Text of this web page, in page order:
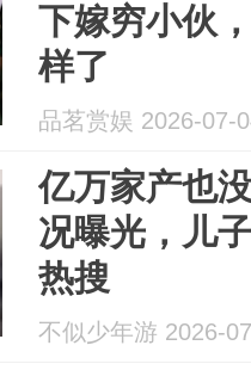
下嫁穷小伙
样了
品茗赏娱 2026-07-
亿万家产也
况曝光，儿
热搜
不似少年游 2026-